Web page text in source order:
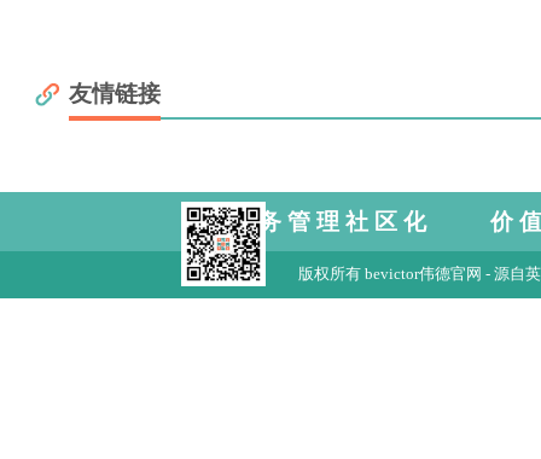
友情链接
服务管理社区化 价
版权所有 bevictor伟德官网 - 源